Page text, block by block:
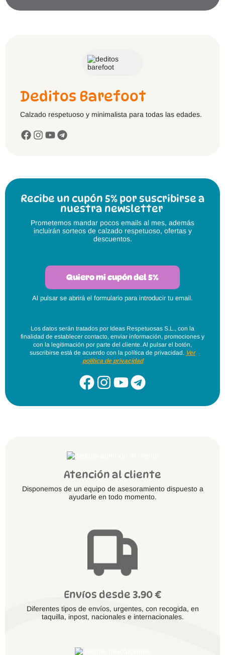
Deditos Barefoot
Calzado respetuoso y minimalista para todas las edades.
Recibe un cupón 5% por suscribirse a
nuestra newsletter
Prometemos mandar pocos emails al mes, además
incluirán sorteos de calzado respetuoso, ofertas y
descuentos.
Quiero mi cupón del 5%
Al pulsar se abrirá el formulario para introducir tu email.
Los datos serán tratados por Ideas Respetuosas S.L., con la
finalidad de establecer contacto, enviar información, promociones y
con la legitimación por parte del cliente. Al pulsar el botón,
suscribirse está de acuerdo con la política de privacidad. Ver
política de privacidad
Atención al cliente
Disponemos de un equipo de asesoramiento dispuesto a
ayudarle en todo momento.
Envíos desde 3.90 €
Diferentes tipos de envíos, urgentes, con recogida, en
taquilla, inpost, nacionales e internacionales.